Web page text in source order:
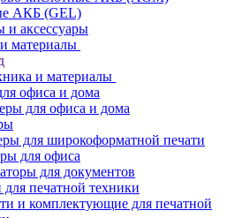
АКБ (GEL)
аксессуары
материалы
и материалы
офиса и дома
для офиса и дома
для широкоформатной печати
для офиса
для документов
печатной техники
и комплектующие для печатной